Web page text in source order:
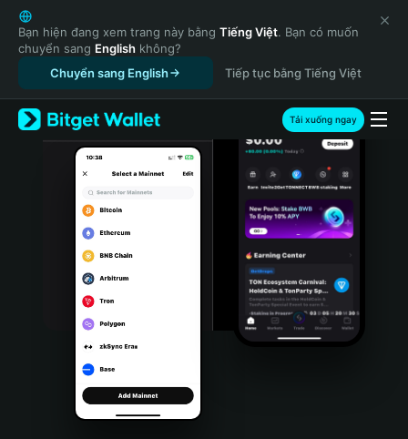
English
日本語
Tiếng Việt
Русский
Español (Latinoamérica)
Türkçe
Italiano
Português (Portugal)
Bahasa Indonesia
Português (Brasil)
Español (Argentina)
Bạn hiện đang xem trang này bằng Tiếng Việt. Bạn có muốn
chuyển sang English không?
Chuyển sang English
Tiếp tục bằng Tiếng Việt
Tải xuống ngay